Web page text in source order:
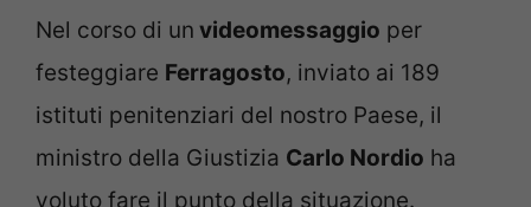
Nel corso di un videomessaggio per
festeggiare Ferragosto, inviato ai 189
istituti penitenziari del nostro Paese, il
ministro della Giustizia Carlo Nordio ha
voluto fare il punto della situazione.